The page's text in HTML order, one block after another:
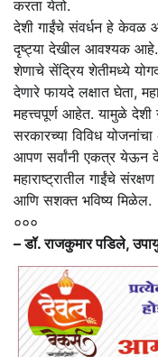
करता येतो.
देशी गाईंचे संवर्धन हे केवळ
दृष्ट्या देखील आवश्यक आहे.
शेणाचे सेंद्रिय शेतीमध्ये
देणारे फायदे लक्षात घेता,
महत्त्वपूर्ण आहेत. यामुळे
सरकारच्या विविध
आपण सर्वांनी एकत्र येऊन
महाराष्ट्रातील गाईंचे
आणि सशक्त भविष्य मिळेल.
०००
– डॉ. राजकुमार पडिले,